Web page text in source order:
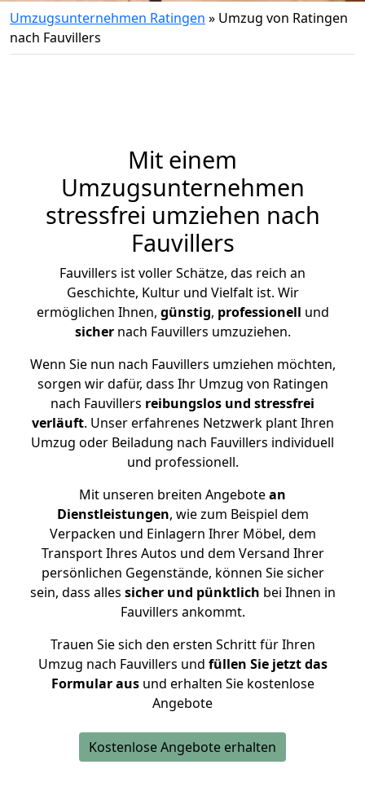
Umzugsunternehmen Ratingen » Umzug von Ratingen
nach Fauvillers
Mit einem
Umzugsunternehmen
stressfrei umziehen nach
Fauvillers
Fauvillers ist voller Schätze, das reich an
Geschichte, Kultur und Vielfalt ist. Wir
ermöglichen Ihnen, günstig, professionell und
sichernach Fauvillers umzuziehen.
Wenn Sie nun nach Fauvillers umziehen möchten,
sorgen wir dafür, dass Ihr Umzug von Ratingen
nach Fauvillers reibungslos und stressfrei
verläuft. Unser erfahrenes Netzwerk plant Ihren
Umzug oder Beiladung nach Fauvillers individuell
und professionell.
Mit unseren breiten Angebotean
Dienstleistungen, wie zum Beispiel dem
Verpacken und Einlagern Ihrer Möbel, dem
Transport Ihres Autos und dem Versand Ihrer
persönlichen Gegenstände, können Sie sicher
sein, dass alles sicher und pünktlich bei Ihnen in
Fauvillers ankommt.
Trauen Sie sich den ersten Schritt für Ihren
Umzug nach Fauvillers und füllen Sie jetzt das
Formular ausund erhalten Sie kostenlose
Angebote
Kostenlose Angebote erhalten